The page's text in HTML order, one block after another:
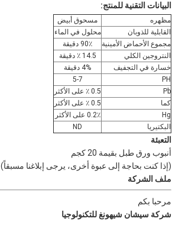
البيانات التقنية للمنتج:
مظهره
مسحوق أبيض
القابلية للذوبان
محلول في الماء
مجموع الأحماض الأمينية
90٪ دقيقة
النتروجين الكلي
14.5 ٪ دقيقة
خسارة في التجفيف
4% دقيقة
PH
5-7
Pb
0.5 ٪ على الأكثر
كما
0.5 ٪ على الأكثر
Hg
0.2٪ على الأكثر
البكتيريا
ND
التعبئة
أنبوب ورق طبل بقيمة 20 كجم
(إذا كنت بحاجة إلى عبوة أخرى، يرجى إبلاغنا مسبقاً)
ملف الشركة
مرحبا بكم
شركة سيشان شيهونغ للتكنولوجيا